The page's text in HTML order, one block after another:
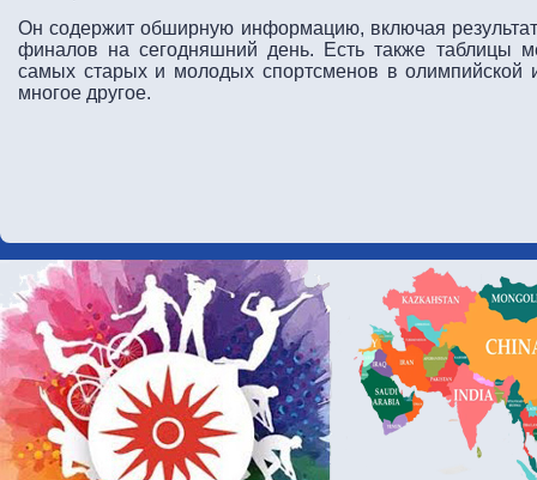
Он содержит обширную информацию, включая
финалов на сегодняшний день. Есть также таблицы
самых старых и молодых спортсменов в олимпийской
многое другое.